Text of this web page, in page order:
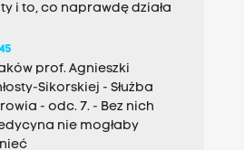
i to, co naprawdę działa
prof. Agnieszki
Sikorskiej - Służba
- odc. 7. - Bez nich
nie mogłaby